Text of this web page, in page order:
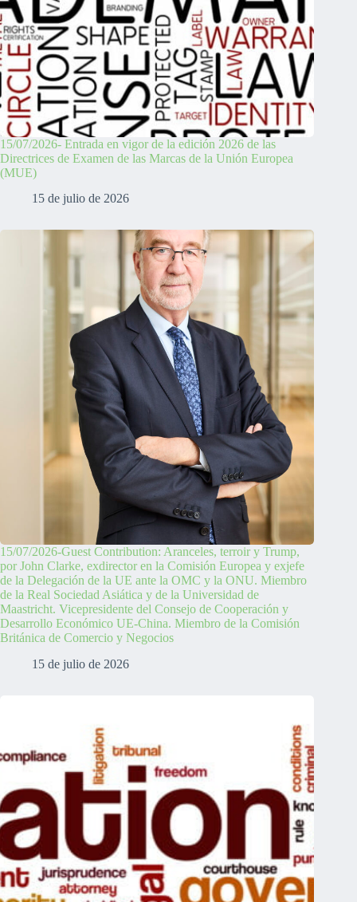
15/07/2026- Entrada en vigor de la edición 2026 de las
Directrices de Examen de las Marcas de la Unión Europea
(MUE)
15 de julio de 2026
15/07/2026-Guest Contribution: Aranceles, terroir y Trump,
por John Clarke, exdirector en la Comisión Europea y exjefe
de la Delegación de la UE ante la OMC y la ONU. Miembro
de la Real Sociedad Asiática y de la Universidad de
Maastricht. Vicepresidente del Consejo de Cooperación y
Desarrollo Económico UE-China. Miembro de la Comisión
Británica de Comercio y Negocios
15 de julio de 2026